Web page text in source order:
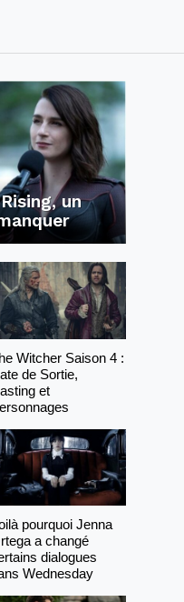
un
Witcher Saison 4 :
de Sortie,
et
pourquoi Jenna
a changé
dialogues
Wednesday